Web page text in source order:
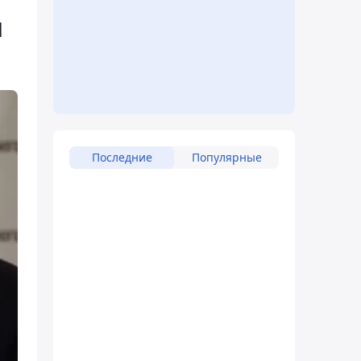
Последние Популярные